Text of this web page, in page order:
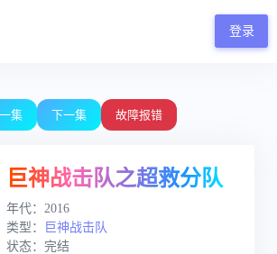
登录
一集 下一集 故障报错
巨神战击队之超救分队
年代：2016
类型：
巨神战击队
状态：完结